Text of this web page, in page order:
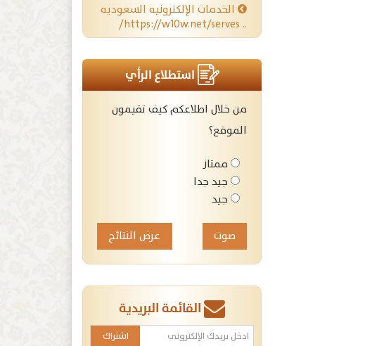
الخدمات الإلكترونيه السعوديه
.. https://w10w.net/serves/
استطلاع الرأي
من خلال اطلاعكم كيف تقيمون
الموقع؟
ممتاز
جيد جدا
جيد
عرض النتائج
القائمة البريدية